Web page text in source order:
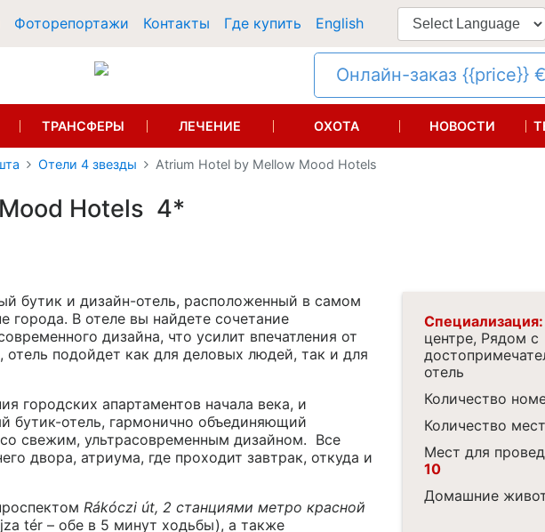
Фоторепортажи Контакты Где купить English
Онлайн-заказ {{price}}
ТРАНСФЕРЫ ЛЕЧЕНИЕ ОХОТА НОВОСТИ
Отели 4 звезды Atrium Hotel by Mellow Mood Hotels
Hotels 4*
бутик и дизайн-отель, расположенный в самом
города. В отеле вы найдете сочетание
дизайна, что усилит впечатления от
подойдет как для деловых людей, так и для
городских апартаментов начала века, и
бутик-отель, гармонично объединяющий
свежим, ультрасовременным дизайном. Все
двора, атриума, где проходит завтрак, откуда и
Rákóczi út, 2 станциями метро красной
tér – обе в 5 минут ходьбы), а также
Специализация:
центре, Рядом с
отель
Количество
Количество
Мест для
10
Домашние